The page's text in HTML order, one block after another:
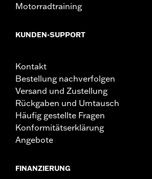
Motorradtraining
KUNDEN-SUPPORT
Kontakt
Bestellung nachverfolgen
Versand und Zustellung
Rückgaben und Umtausch
Häufig gestellte Fragen
Konformitätserklärung
Angebote
FINANZIERUNG